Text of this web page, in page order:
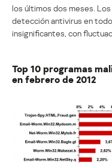
los últimos dos meses.
detección antivirus en
insignificantes, con
Top 10 programas
en febrero de 2012